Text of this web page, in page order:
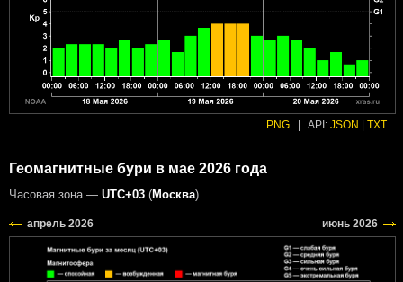
PNG API: JSON TXT
Геомагнитные бури в мае 2026 года
Часовая зона — UTC+03 (Москва)